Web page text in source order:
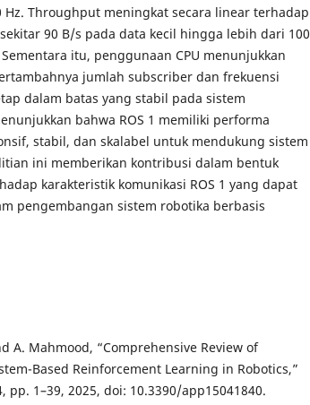
Hz. Throughput meningkat secara linear terhadap
90 B/s pada data kecil hingga lebih dari 100
itu, penggunaan CPU menunjukkan
jumlah subscriber dan frekuensi
dalam batas yang stabil pada sistem
bahwa ROS 1 memiliki performa
stabil, dan skalabel untuk mendukung sistem
ini memberikan kontribusi dalam bentuk
karakteristik komunikasi ROS 1 yang dapat
pengembangan sistem robotika berbasis
A. Mahmood, “Comprehensive Review of
Based Reinforcement Learning in Robotics,”
pp. 1–39, 2025, doi: 10.3390/app15041840.